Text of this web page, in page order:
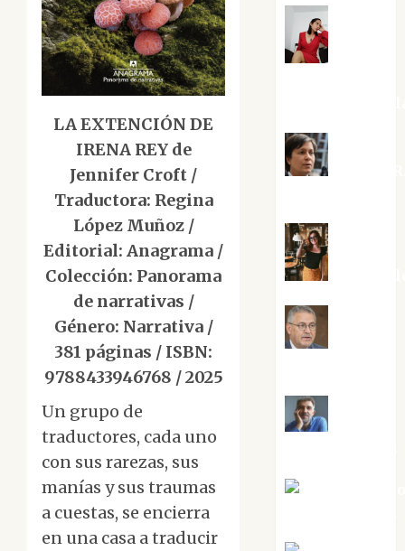
LA EXTENCIÓN DE
IRENA REY de
Jennifer Croft /
Traductora: Regina
López Muñoz /
Editorial: Anagrama /
Colección: Panorama
de narrativas /
Género: Narrativa /
381 páginas / ISBN:
9788433946768 / 2025
Un grupo de
traductores, cada uno
con sus rarezas, sus
manías y sus traumas
a cuestas, se encierra
en una casa a traducir